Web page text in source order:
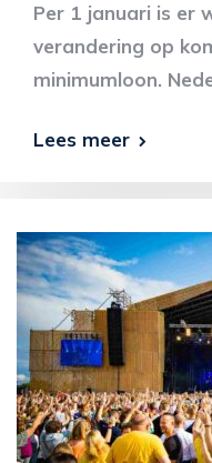
Per 1 januari is er
verandering op
minimumloon.
Lees meer